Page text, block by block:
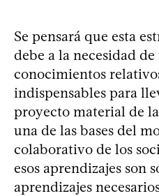
Se pensará que esta
debe a la necesidad
conocimientos
indispensables para
proyecto material de
una de las bases del
colaborativo de los
esos aprendizajes son
aprendizajes